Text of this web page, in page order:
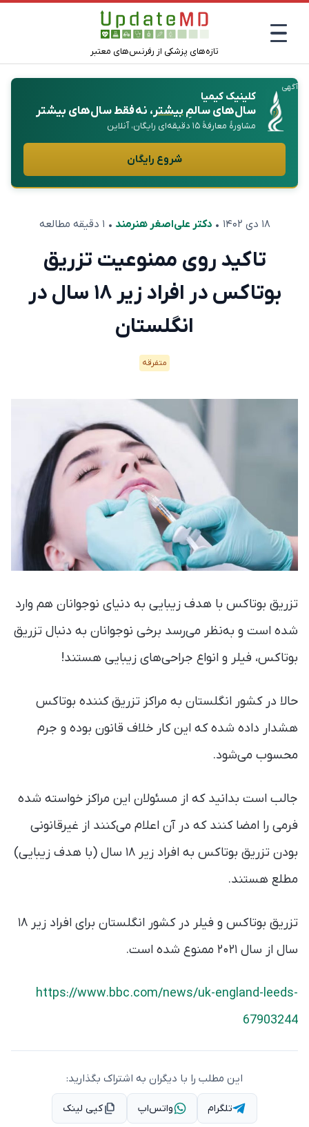
تازه‌های پزشکی از رفرنس‌های معتبر
آگهی
کلینیک کیمیا
سال‌های سالمِبیشتر، نه فقط سال‌های بیشتر
مشاورهٔ معارفهٔ ۱۵ دقیقه‌ای رایگان، آنلاین
شروع رایگان
۱۸ دی ۱۴۰۲ •دکتر علی‌اصغر هنرمند • ۱ دقیقه مطالعه
تاکید روی ممنوعیت تزریق
بوتاکس در افراد زیر ۱۸ سال در
انگلستان
متفرقه
تزریق بوتاکس با هدف زیبایی به دنیای نوجوانان هم وارد
شده است و به‌نظر می‌رسد برخی نوجوانان به دنبال
تزریق بوتاکس، فیلر و انواع جراحی‌های زیبایی هستند!
حالا در کشور انگلستان به مراکز تزریق کننده بوتاکس
هشدار داده شده که این کار خلاف قانون بوده و جرم
محسوب می‌شود.
جالب است بدانید که از مسئولان این مراکز خواسته شده
فرمی را امضا کنند که در آن اعلام می‌کنند از غیرقانونی
بودن تزریق بوتاکس به افراد زیر ۱۸ سال (با هدف
زیبایی) مطلع هستند.
تزریق بوتاکس و فیلر در کشور انگلستان برای افراد زیر
۱۸ سال از سال ۲۰۲۱ ممنوع شده است.
https://www.bbc.com/news/uk-england-leeds-67903244
این مطلب را با دیگران به اشتراک بگذارید:
تلگرام واتس‌اپ کپی لینک